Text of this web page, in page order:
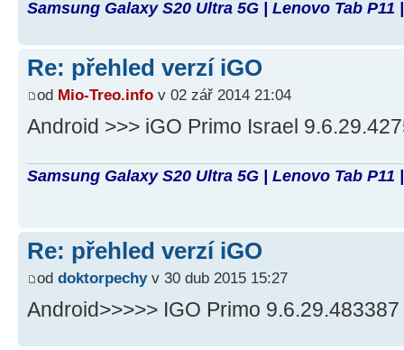
Samsung Galaxy S20 Ultra 5G | Lenovo Tab P11
Re: přehled verzí iGO
od Mio-Treo.info v 02 zář 2014 21:04
Android >>> iGO Primo Israel
Samsung Galaxy S20 Ultra 5G | Lenovo Tab P11
Re: přehled verzí iGO
od doktorpechyv 30 dub 2015 15:27
Android>>>>> IGO Primo